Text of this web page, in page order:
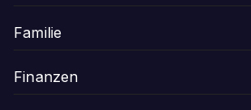
Familie
Finanzen